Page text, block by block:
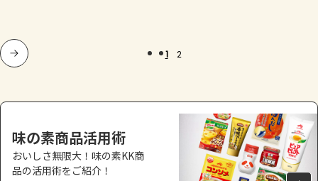
1 2
味の素商品活用術
おいしさ無限大！味の素KK商
品の活用術をご紹介！